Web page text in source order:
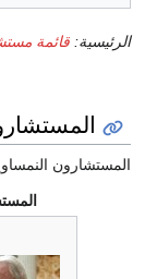
الرئيسية: قائمة
المستشارون